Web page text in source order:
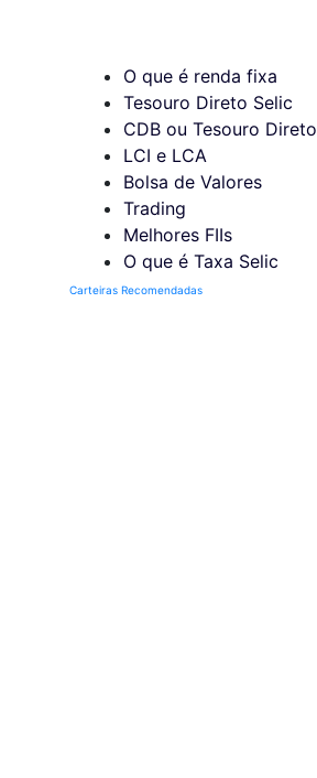
O que é renda fixa
Tesouro Direto Selic
CDB ou Tesouro Direto
LCI e LCA
Bolsa de Valores
Trading
Melhores FIIs
O que é Taxa Selic
Carteiras Recomendadas